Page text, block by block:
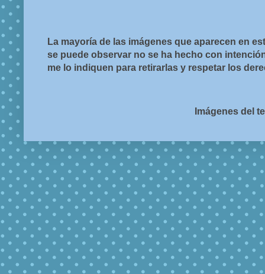
La mayoría de las imágenes que aparecen en
se puede observar no se ha hecho con
me lo indiquen para retirarlas y respetar los
Imágenes del